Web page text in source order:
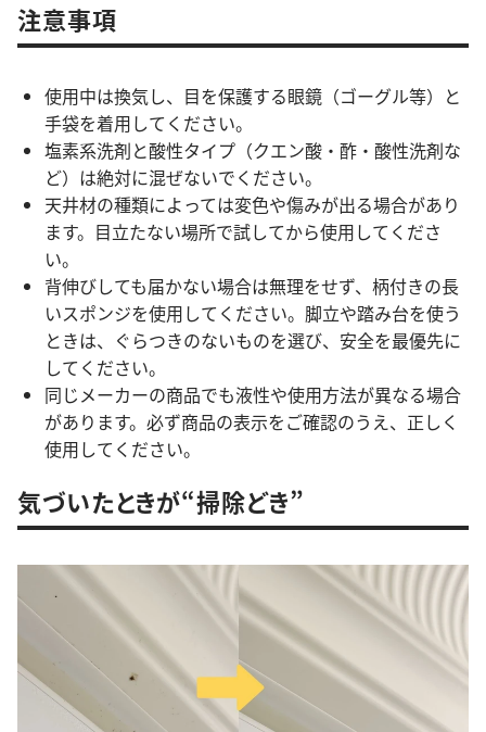
注意事項
使用中は換気し、目を保護する眼鏡（ゴーグル等）と
手袋を着用してください。
塩素系洗剤と酸性タイプ（クエン酸・酢・酸性洗剤な
ど）は絶対に混ぜないでください。
天井材の種類によっては変色や傷みが出る場合があり
ます。目立たない場所で試してから使用してくださ
い。
背伸びしても届かない場合は無理をせず、柄付きの長
いスポンジを使用してください。脚立や踏み台を使う
ときは、ぐらつきのないものを選び、安全を最優先に
してください。
同じメーカーの商品でも液性や使用方法が異なる場合
があります。必ず商品の表示をご確認のうえ、正しく
使用してください。
気づいたときが“掃除どき”